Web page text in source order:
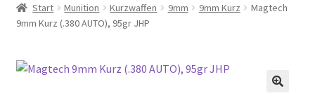
Start Munition Kurzwaffen 9mm 9mm Kurz
Magtech
9mm Kurz (.380 AUTO), 95gr JHP